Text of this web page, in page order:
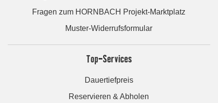
Fragen zum HORNBACH Projekt-Marktplatz
Muster-Widerrufsformular
Top-Services
Dauertiefpreis
Reservieren & Abholen